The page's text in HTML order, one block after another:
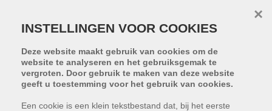
INSTELLINGEN VOOR COOKIES
Deze website maakt gebruik van cookies om de
website te analyseren en het gebruiksgemak te
vergroten. Door gebruik te maken van deze website
geeft u toestemming voor het gebruik van cookies.
Een cookie is een klein tekstbestand dat, bij het eerste
×